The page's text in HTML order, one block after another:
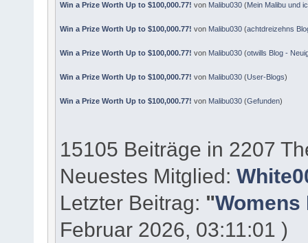
Win a Prize Worth Up to $100,000.77! von Malibu030(Mein Malibu und
Win a Prize Worth Up to $100,000.77! von Malibu030(achtdreizehns
Win a Prize Worth Up to $100,000.77! von Malibu030(otwills Blog -
Win a Prize Worth Up to $100,000.77! von Malibu030(User-Blogs)
Win a Prize Worth Up to $100,000.77! von Malibu030(Gefunden)
15105 Beiträge in 2207
Neuestes Mitglied:
Letzter Beitrag: "Womens
Februar 2026, 03:11:01 )